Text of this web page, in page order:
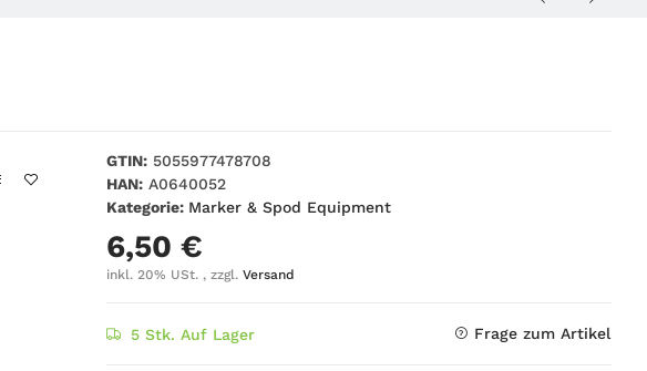
GTIN: 5055977478708
HAN: A0640052
Kategorie: Marker & Spod Equipment
6,50 €
inkl. 20% USt. , zzgl. Versand
5 Stk. Auf Lager Frage zum Artikel